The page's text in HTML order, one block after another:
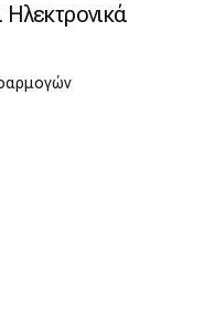
Ηλεκτρονικά